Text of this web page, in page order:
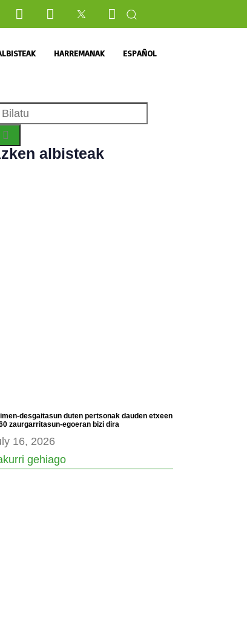
HARREMANAK ESPAÑOL
albisteak
desgaitasun duten pertsonak dauden etxeen
zaurgarritasun-egoeran bizi dira
16, 2026
gehiago